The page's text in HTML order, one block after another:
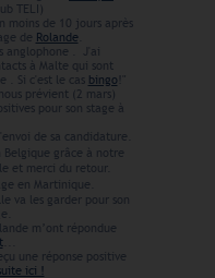
TELI)
de 10 jours après
de Rolande.
anglophone . J'ai
à Malte qui sont
. Si c'est le cas bingo
nous prévient (2 mars)
pour son stage à
de sa candidature.
grâce à notre
et merci du retour.
en Martinique.
va les garder pour son
m’ont répondue
...
une réponse positive
ici !